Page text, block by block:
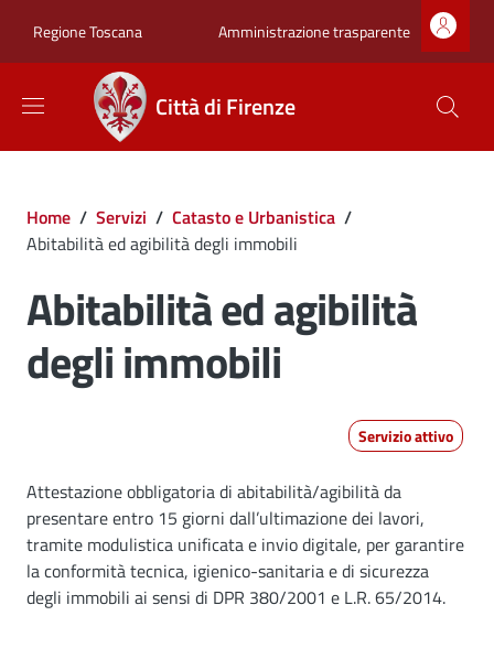
Regione Toscana Zona superiore
Amministrazione trasparente
Città di Firenze
Briciole di pane
Home / Servizi / Catasto e Urbanistica /
Abitabilità ed agibilità degli immobili
Abitabilità ed agibilità
degli immobili
Servizio attivo
Dettagli
Attestazione obbligatoria di abitabilità/agibilità da
presentare entro 15 giorni dall’ultimazione dei lavori,
tramite modulistica unificata e invio digitale, per garantire
la conformità tecnica, igienico-sanitaria e di sicurezza
degli immobili ai sensi di DPR 380/2001 e L.R. 65/2014.